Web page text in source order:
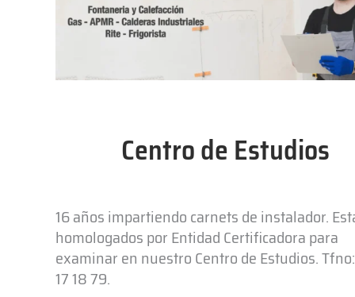
Centro de Estudios
16 años impartiendo carnets de instalador.
homologados por Entidad Certificadora para
examinar en nuestro Centro de Estudios.
17 18 79.